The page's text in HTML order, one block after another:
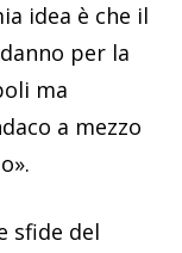
idea è che il
per la
ma
a mezzo
sfide del